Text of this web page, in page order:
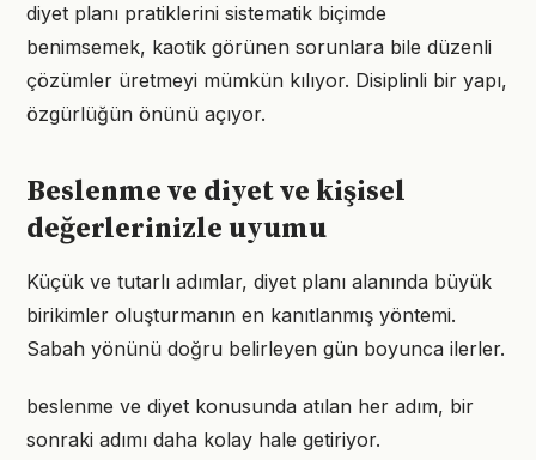
diyet planı pratiklerini sistematik biçimde
benimsemek, kaotik görünen sorunlara bile düzenli
çözümler üretmeyi mümkün kılıyor. Disiplinli bir yapı,
özgürlüğün önünü açıyor.
Beslenme ve diyet ve kişisel
değerlerinizle uyumu
Küçük ve tutarlı adımlar, diyet planı alanında büyük
birikimler oluşturmanın en kanıtlanmış yöntemi.
Sabah yönünü doğru belirleyen gün boyunca ilerler.
beslenme ve diyet konusunda atılan her adım, bir
sonraki adımı daha kolay hale getiriyor.